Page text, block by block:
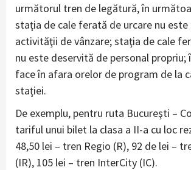
următorul tren de legătură, în
staţia de cale ferată de urcare nu este
activităţii de vânzare; staţia de cale
nu este deservită de personal propriu;
face în afara orelor de program de la
staţiei.
De exemplu, pentru ruta Bucureşti –
tariful unui bilet la clasa a II-a cu loc
48,50 lei – tren Regio (R), 92 de lei –
(IR), 105 lei – tren InterCity (IC).